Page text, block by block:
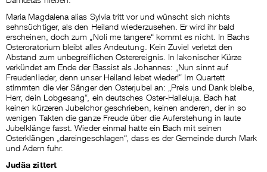
Maria Magdalena alias Sylvia tritt vor und wünscht sich nichts
sehnsüchtiger, als den Heiland wiederzusehen. Er wird ihr bald
erscheinen, doch zum „Noli me tangere“ kommt es nicht. In Bachs
Osteroratorium bleibt alles Andeutung. Kein Zuviel verletzt den
Abstand zum unbegreiflichen Osterereignis. In lakonischer Kürze
verkündet am Ende der Bassist als Johannes: „Nun sinnt auf
Freudenlieder, denn unser Heiland lebet wieder!“ Im Quartett
stimmten die vier Sänger den Osterjubel an: „Preis und Dank bleibe,
Herr, dein Lobgesang“, ein deutsches Oster-Halleluja. Bach hat
keinen kürzeren Jubelchor geschrieben, keinen anderen, der in so
wenigen Takten die ganze Freude über die Auferstehung in laute
Jubelklänge fasst. Wieder einmal hatte ein Bach mit seinen
Osterklängen „dareingeschlagen“, dass es der Gemeinde durch Mark
und Adern fuhr.
Judäa zittert